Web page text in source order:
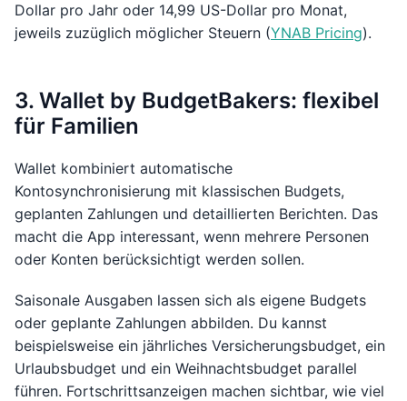
Dollar pro Jahr oder 14,99 US-Dollar pro Monat,
jeweils zuzüglich möglicher Steuern (YNAB Pricing).
3. Wallet by BudgetBakers: flexibel
für Familien
Wallet kombiniert automatische
Kontosynchronisierung mit klassischen Budgets,
geplanten Zahlungen und detaillierten Berichten. Das
macht die App interessant, wenn mehrere Personen
oder Konten berücksichtigt werden sollen.
Saisonale Ausgaben lassen sich als eigene Budgets
oder geplante Zahlungen abbilden. Du kannst
beispielsweise ein jährliches Versicherungsbudget, ein
Urlaubsbudget und ein Weihnachtsbudget parallel
führen. Fortschrittsanzeigen machen sichtbar, wie viel